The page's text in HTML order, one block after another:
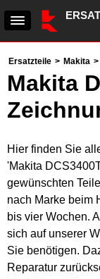
Ersatzteile > Makita >
Makita
Hier finden Sie
'Makita
gewünschten
nach Marke beim
bis vier Wochen.
sich auf unserer
Sie benötigen.
Reparatur